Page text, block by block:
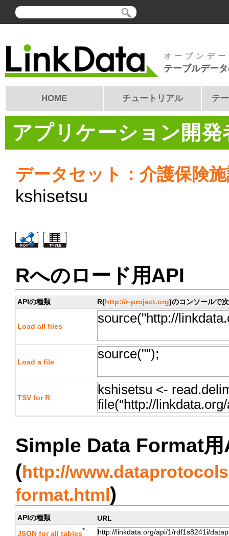
オープンデ
テーブルデー
HOME チュートリアル テ
アプリケーション開
データセット：介護保険
kshisetsu
Rへのロード用API
APIの種類 R(http://r-project.org)のコンソールで
Load all files
Load a file
TSV for R
Simple Data Format用
(http://
format.html)
APIの種類
URL
JSON for all tables*